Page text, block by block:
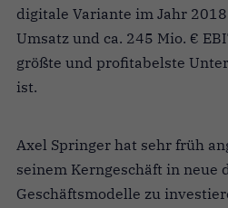
digitale Variante im Jahr
Umsatz und ca. 245 Mio. €
größte und profitabelste
ist.
Axel Springer hat sehr früh
seinem Kerngeschäft in neue
Geschäftsmodelle zu